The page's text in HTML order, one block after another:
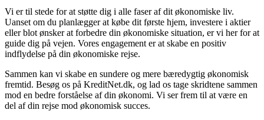
Vi er til stede for at støtte dig i alle faser af dit økonomiske liv.
Uanset om du planlægger at købe dit første hjem, investere i aktier
eller blot ønsker at forbedre din økonomiske situation, er vi her for at
guide dig på vejen. Vores engagement er at skabe en positiv
indflydelse på din økonomiske rejse.
Sammen kan vi skabe en sundere og mere bæredygtig økonomisk
fremtid. Besøg os på KreditNet.dk, og lad os tage skridtene sammen
mod en bedre forståelse af din økonomi. Vi ser frem til at være en
del af din rejse mod økonomisk succes.